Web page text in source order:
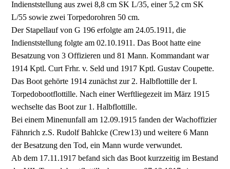
Indienststellung aus zwei 8,8 cm SK L/35, einer 5,2 cm SK
L/55 sowie zwei Torpedorohren 50 cm.
Der Stapellauf von G 196 erfolgte am 24.05.1911, die
Indienststellung folgte am 02.10.1911. Das Boot hatte eine
Besatzung von 3 Offizieren und 81 Mann. Kommandant war
1914 Kptl. Curt Frhr. v. Seld und 1917 Kptl. Gustav Coupette.
Das Boot gehörte 1914 zunächst zur 2. Halbflottille der I.
Torpedobootflottille. Nach einer Werftliegezeit im März 1915
wechselte das Boot zur 1. Halbflottille.
Bei einem Minenunfall am 12.09.1915 fanden der Wachoffizier
Fähnrich z.S. Rudolf Bahlcke (Crew13) und weitere 6 Mann
der Besatzung den Tod, ein Mann wurde verwundet.
Ab dem 17.11.1917 befand sich das Boot kurzzeitig im Bestand